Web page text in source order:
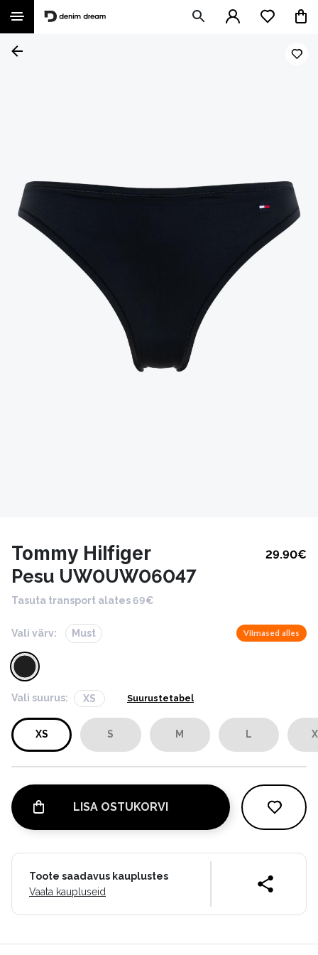
Tommy Hilfiger 29.90€
Pesu UW0UW06047
Tasuta transport alates 69€
Vali värv: Must Viimased alles
Vali suurus: XS Suurustetabel
XS S M L
LISA OSTUKORVI
Toote saadavus kauplustes
Vaata kaupluseid